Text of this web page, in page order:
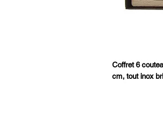
Coffret 6
cm, tout inox